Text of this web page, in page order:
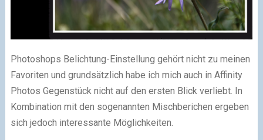
Photoshops Belichtung-Einstellung gehört nicht zu meinen
Favoriten und grundsätzlich habe ich mich auch in Affinity
Photos Gegenstück nicht auf den ersten Blick verliebt. In
Kombination mit den sogenannten Mischberichen ergeben
sich jedoch interessante Möglichkeiten.